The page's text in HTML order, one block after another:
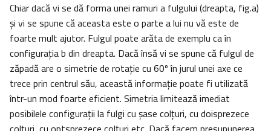
Chiar dacă vi se dă forma unei ramuri a fulgului (dreapta, fig.a)
şi vi se spune că aceasta este o parte a lui nu vă este de
foarte mult ajutor. Fulgul poate arăta de exemplu ca în
configuraţia b din dreapta. Dacă însă vi se spune că fulgul de
zăpadă are o simetrie de rotaţie cu 60º în jurul unei axe ce
trece prin centrul său, această informaţie poate fi utilizată
într-un mod foarte eficient. Simetria limitează imediat
posibilele configuraţii la fulgi cu şase colţuri, cu doisprezece